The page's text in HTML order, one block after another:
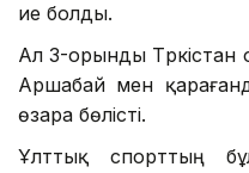
ие болды.
Ал 3-орынды Түркістан
Аршабай мен
өзара бөлісті.
Ұлттық спорттың